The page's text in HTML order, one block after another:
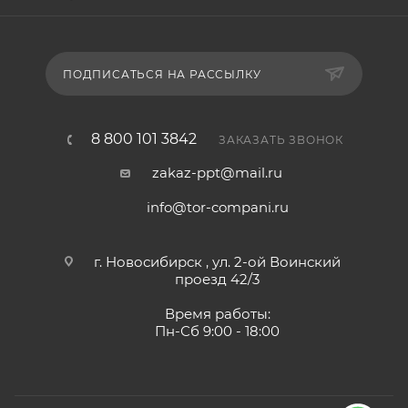
ПОДПИСАТЬСЯ НА РАССЫЛКУ
8 800 101 3842 ЗАКАЗАТЬ ЗВОНОК
zakaz-ppt@mail.ru
info@tor-compani.ru
г. Новосибирск , ул. 2-ой Воинский
проезд 42/3
Время работы:
Пн-Сб 9:00 - 18:00